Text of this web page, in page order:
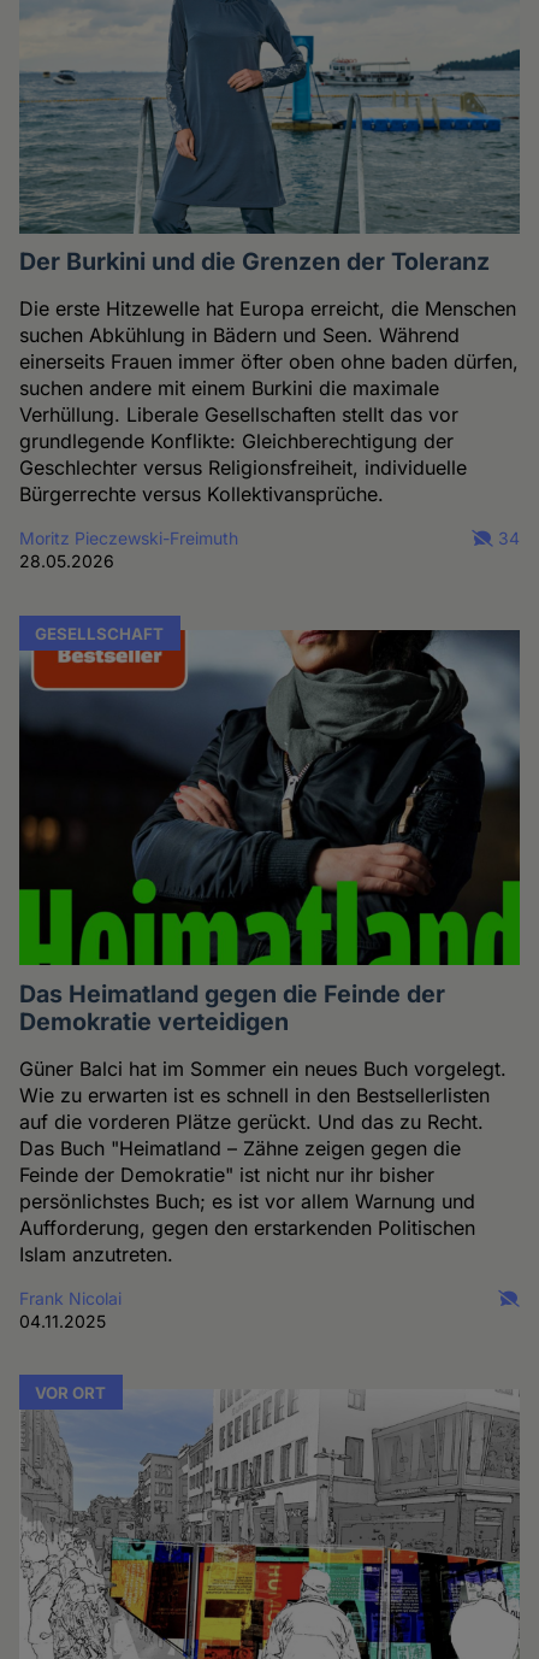
Der Burkini und die Grenzen der Toleranz
Die erste Hitzewelle hat Europa erreicht, die Menschen
suchen Abkühlung in Bädern und Seen. Während
einerseits Frauen immer öfter oben ohne baden dürfen,
suchen andere mit einem Burkini die maximale
Verhüllung. Liberale Gesellschaften stellt das vor
grundlegende Konflikte: Gleichberechtigung der
Geschlechter versus Religionsfreiheit, individuelle
Bürgerrechte versus Kollektivansprüche.
Moritz Pieczewski-Freimuth
28.05.2026
34
GESELLSCHAFT
Das Heimatland gegen die Feinde der
Demokratie verteidigen
Güner Balci hat im Sommer ein neues Buch vorgelegt.
Wie zu erwarten ist es schnell in den Bestsellerlisten
auf die vorderen Plätze gerückt. Und das zu Recht.
Das Buch "Heimatland – Zähne zeigen gegen die
Feinde der Demokratie" ist nicht nur ihr bisher
persönlichstes Buch; es ist vor allem Warnung und
Aufforderung, gegen den erstarkenden Politischen
Islam anzutreten.
Frank Nicolai
04.11.2025
VOR ORT